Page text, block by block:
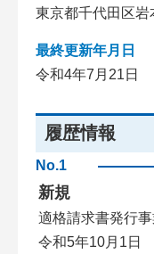
東京都千代田区
最終更新年月日
令和4年7月21日
履歴情報
No.1
新規
適格請求書発行事
令和5年10月1日